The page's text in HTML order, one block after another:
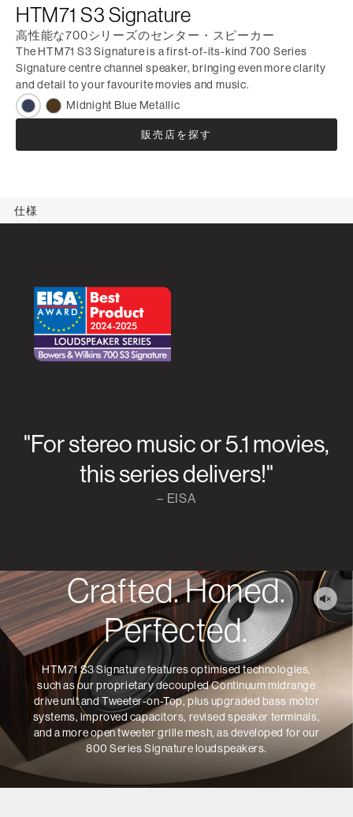
HTM71 S3 Signature
高性能な700シリーズのセンター・スピーカー
The HTM71 S3 Signature is a first-of-its-kind 700 Series
Signature centre channel speaker, bringing even more clarity
and detail to your favourite movies and music.
Midnight Blue Metallic
販売店を探す
仕様
"For stereo music or 5.1 movies,
this series delivers!"
– EISA
Crafted. Honed.
Perfected.
HTM71 S3 Signature features optimised technologies,
such as our proprietary decoupled Continuum midrange
drive unit and Tweeter-on-Top, plus upgraded bass motor
systems, improved capacitors, revised speaker terminals,
and a more open tweeter grille mesh, as developed for our
800 Series Signature loudspeakers.